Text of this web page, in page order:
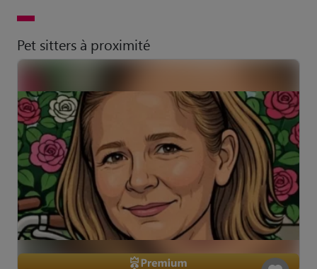
Pet sitters à proximité